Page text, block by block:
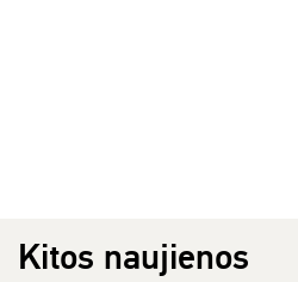
Kitos naujienos